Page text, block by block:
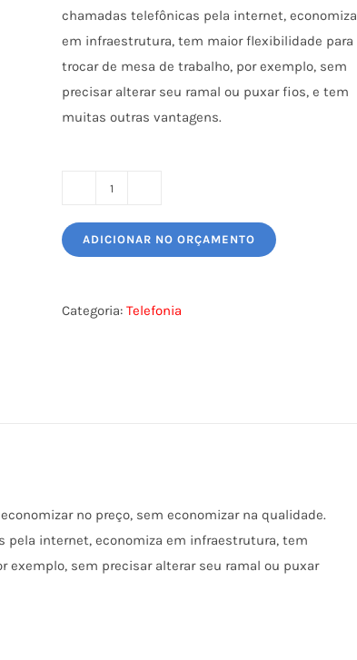
chamadas telefônicas pela internet, economiza
em infraestrutura, tem maior flexibilidade para
trocar de mesa de trabalho, por exemplo, sem
precisar alterar seu ramal ou puxar fios, e tem
muitas outras vantagens.
IP
ADICIONAR NO ORÇAMENTO
Categoria: Telefonia
no preço, sem economizar na qualidade.
pela internet, economiza em infraestrutura, tem
exemplo, sem precisar alterar seu ramal ou puxar